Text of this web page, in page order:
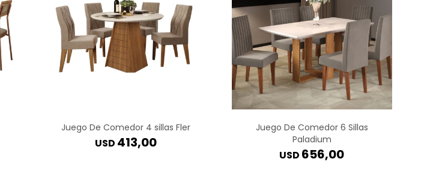
Juego De Comedor 4 sillas Fler
USD 413,00
Juego De Comedor 6 Sillas
Paladium
USD 656,00